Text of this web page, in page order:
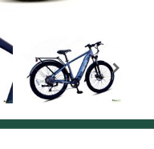
Envios e Devoluções